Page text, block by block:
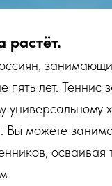
растёт.
пять лет.
Вы можете